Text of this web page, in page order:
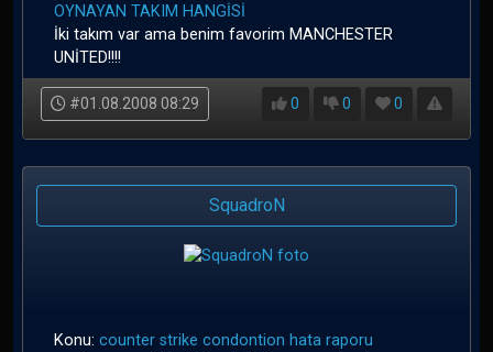
OYNAYAN TAKIM HANGİSİ
İki takım var ama benim favorim MANCHESTER
UNİTED!!!!
#01.08.2008 08:29 0 0 0
SquadroN
Konu: counter strike condontion hata raporu